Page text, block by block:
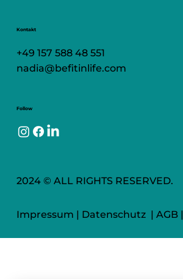
Kontakt
+49 157 588 48 551
nadia@befitinlife.com
Follow
2024 © ALL RIGHTS RESERVED.
Impressum | Datenschutz| AGB|